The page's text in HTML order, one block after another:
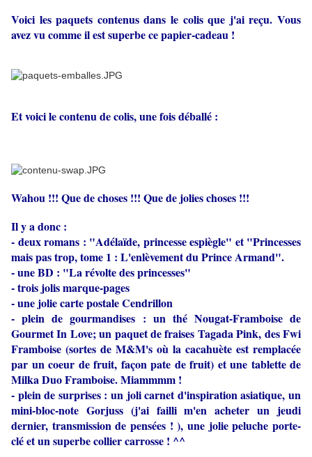
Voici les paquets contenus dans le colis que j'ai reçu. Vous
avez vu comme il est superbe ce papier-cadeau !
Et voici le contenu de colis, une fois déballé :
Wahou !!! Que de choses !!! Que de jolies choses !!!
Il y a donc :
- deux romans : "Adélaïde, princesse espiègle" et "Princesses
mais pas trop, tome 1 : L'enlèvement du Prince Armand".
- une BD : "La révolte des princesses"
- trois jolis marque-pages
- une jolie carte postale Cendrillon
- plein de gourmandises : un thé Nougat-Framboise de
Gourmet In Love; un paquet de fraises Tagada Pink, des Fwi
Framboise (sortes de M&M's où la cacahuète est remplacée
par un coeur de fruit, façon pate de fruit) et une tablette de
Milka Duo Framboise. Miammmm !
- plein de surprises : un joli carnet d'inspiration asiatique, un
mini-bloc-note Gorjuss (j'ai failli m'en acheter un jeudi
dernier, transmission de pensées ! ), une jolie peluche porte-
clé et un superbe collier carrosse ! ^^